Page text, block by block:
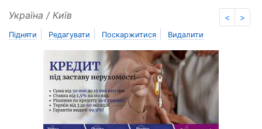
< >
Україна / Київ
Підняти Редагувати Поскаржитися Видалити